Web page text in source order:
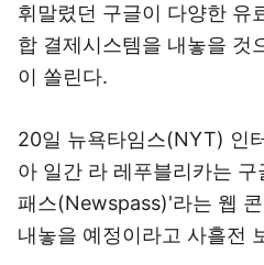
휘말렸던 구글이 다양한 유
합 결제시스템을 내놓을 것
이 쏠린다.
20일 뉴욕타임스(NYT) 인
아 일간 라 레푸블리카는
패스(Newspass)'라는 웹
내놓을 예정이라고 사흘전